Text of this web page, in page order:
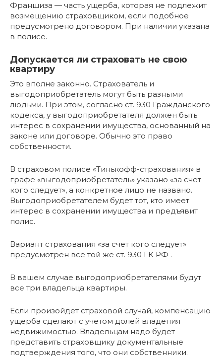
Франшиза — часть ущерба, которая не подлежит
возмещению страховщиком, если подобное
предусмотрено договором. При наличии указана
в полисе.
Допускается ли страховать не свою
квартиру
Это вполне законно. Страхователь и
выгодоприобретатель могут быть разными
людьми. При этом, согласно ст. 930 Гражданского
кодекса, у выгодоприобретателя должен быть
интерес в сохранении имущества, основанный на
законе или договоре. Обычно это право
собственности.
В страховом полисе «Тинькофф-страхования» в
графе «выгодоприобретатель» указано «за счет
кого следует», а конкретное лицо не названо.
Выгодоприобретателем будет тот, кто имеет
интерес в сохранении имущества и предъявит
полис.
Вариант страхования «за счет кого следует»
предусмотрен все той же ст. 930 ГК РФ .
В вашем случае выгодоприобретателями будут
все три владельца квартиры.
Если произойдет страховой случай, компенсацию
ущерба сделают с учетом долей владения
недвижимостью. Владельцам надо будет
представить страховщику документальные
подтверждения того, что они собственники.